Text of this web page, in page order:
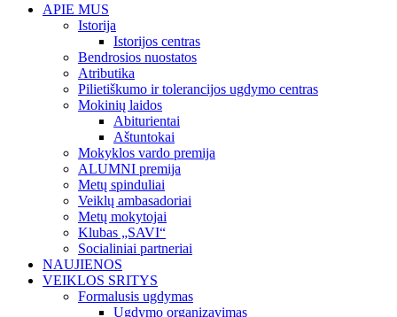
APIE MUS
Istorija
Istorijos centras
Bendrosios nuostatos
Atributika
Pilietiškumo ir tolerancijos ugdymo centras
Mokinių laidos
Abiturientai
Aštuntokai
Mokyklos vardo premija
ALUMNI premija
Metų spinduliai
Veiklų ambasadoriai
Metų mokytojai
Klubas „SAVI“
Socialiniai partneriai
NAUJIENOS
VEIKLOS SRITYS
Formalusis ugdymas
Ugdymo organizavimas